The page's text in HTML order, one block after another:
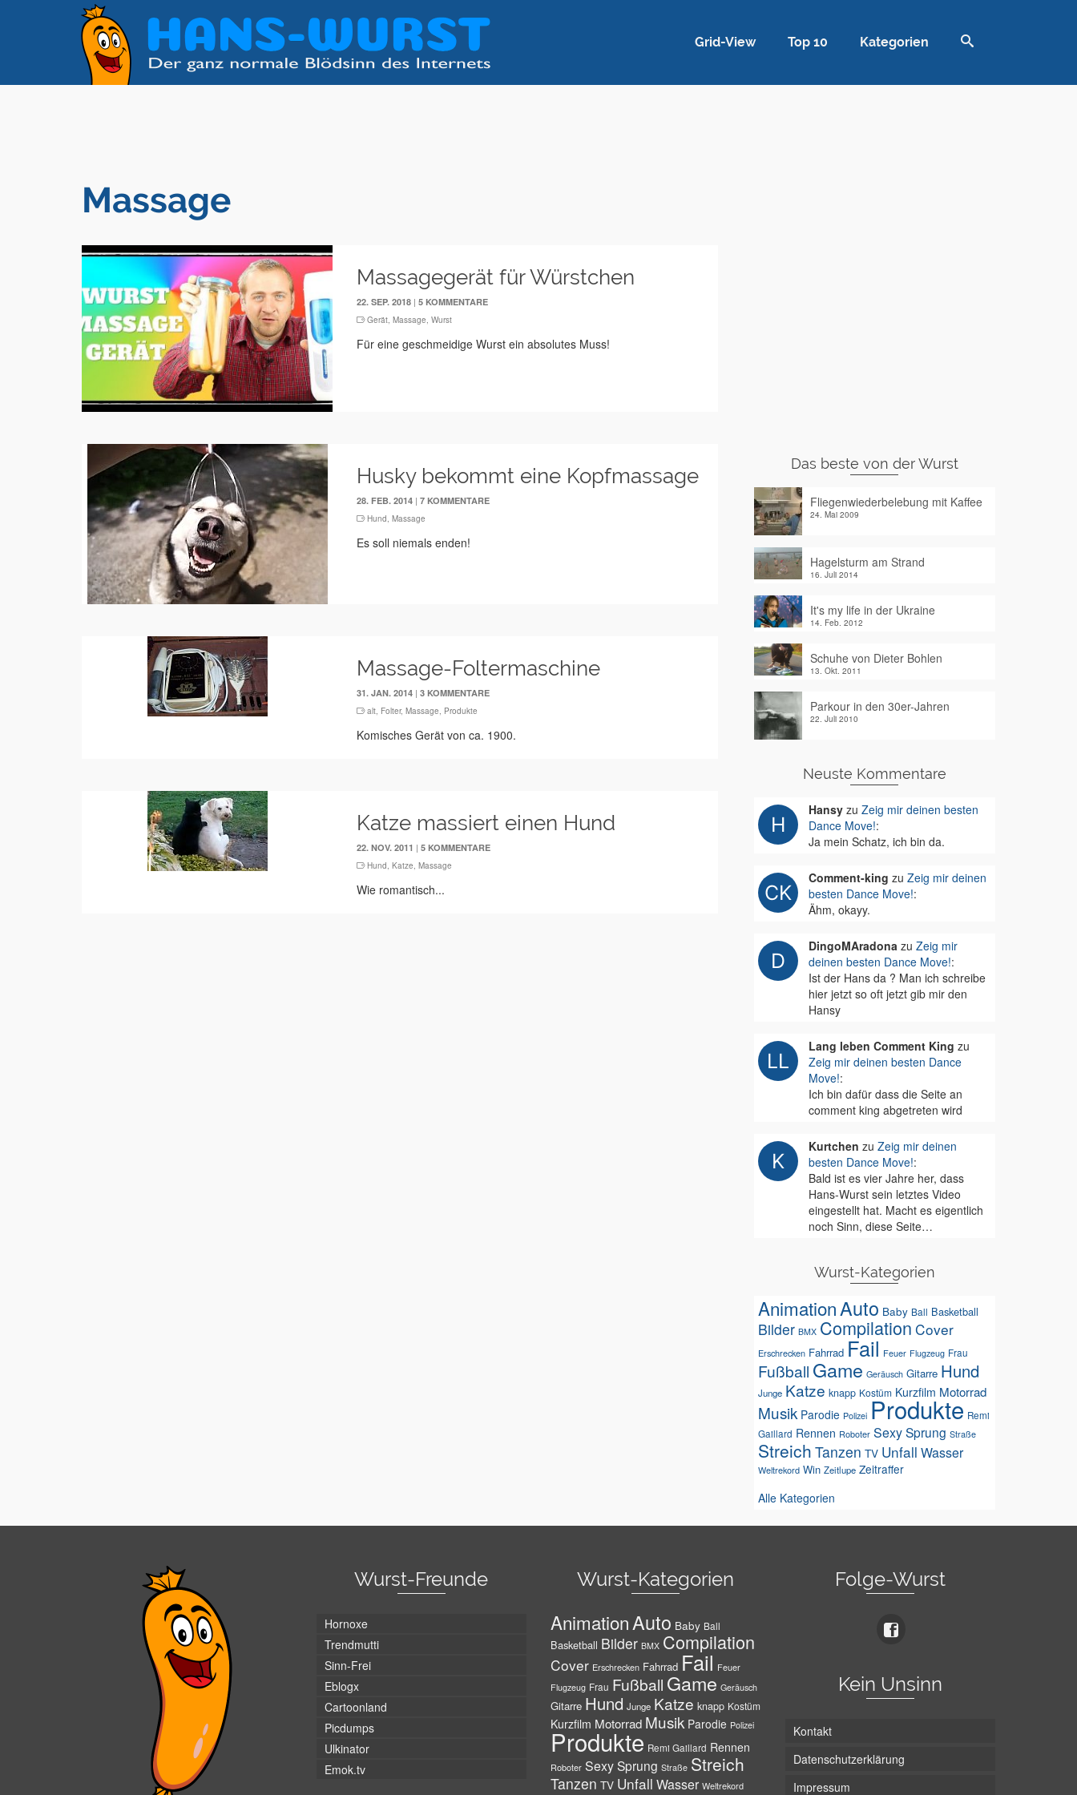
Grid-View Top 10 Kategorien
Massage
Massagegerät für Würstchen
22. SEP. 2018 |5 KOMMENTARE
Gerät,Massage,Wurst
Für eine geschmeidige Wurst ein absolutes Muss!
Husky bekommt eine Kopfmassage
28. FEB. 2014 |7 KOMMENTARE
Hund,Massage
Es soll niemals enden!
Massage-Foltermaschine
31. JAN. 2014 |3 KOMMENTARE
alt, Folter,Massage, Produkte
Komisches Gerät von ca. 1900.
Katze massiert einen Hund
22. NOV. 2011 |5 KOMMENTARE
Hund,Katze,Massage
Wie romantisch...
Das beste von der Wurst
Fliegenwiederbelebung mit Kaffee
24. Mai 2009
Hagelsturm am Strand
16. Juli 2014
It's my life in der Ukraine
14. Feb. 2012
Schuhe von Dieter Bohlen
13. Okt. 2011
Parkour in den 30er-Jahren
22. Juli 2010
Neuste Kommentare
Hansyzu Zeig mir deinen besten
Dance Move!:
Ja mein Schatz, ich bin da.
Comment-king zu Zeig mir deinen
besten Dance Move!:
Ähm, okayy.
DingoMAradonazu Zeig mir
deinen besten Dance Move!:
Ist der Hans da ? Man ich schreibe
hier jetzt so oft jetzt gib mir den
Hansy
Lang leben Comment King zu
Zeig mir deinen besten Dance
Move!:
Ich bin dafür dass die Seite an
comment king abgetreten wird
Kurtchen zu Zeig mir deinen
besten Dance Move!:
Bald ist es vier Jahre her, dass
Hans-Wurst sein letztes Video
eingestellt hat. Macht es eigentlich
noch Sinn, diese Seite…
Wurst-Kategorien
AnimationAuto Baby Ball Basketball
Bilder BMX Compilation Cover
Erschrecken Fahrrad Fail Feuer Flugzeug Frau
Fußball Game Geräusch Gitarre Hund
Junge Katze knapp Kostüm Kurzfilm Motorrad
Musik Parodie Polizei Produkte Remi
Gaillard Rennen Roboter SexySprung Straße
Streich Tanzen TV Unfall Wasser
Weltrekord Win Zeitlupe Zeitraffer
Alle Kategorien
Wurst-Freunde
Hornoxe
Trendmutti
Sinn-Frei
Eblogx
Cartoonland
Picdumps
Ulkinator
Emok.tv
Wurst-Kategorien
AnimationAuto Baby Ball
Basketball Bilder BMX Compilation
Cover Erschrecken Fahrrad Fail Feuer
Flugzeug Frau Fußball Game Geräusch
Gitarre Hund Junge Katze knapp Kostüm
Kurzfilm Motorrad Musik Parodie Polizei
Produkte Remi Gaillard Rennen
Roboter SexySprung Straße Streich
Tanzen TV Unfall Wasser Weltrekord
Folge-Wurst
Kein Unsinn
Kontakt
Datenschutzerklärung
Impressum